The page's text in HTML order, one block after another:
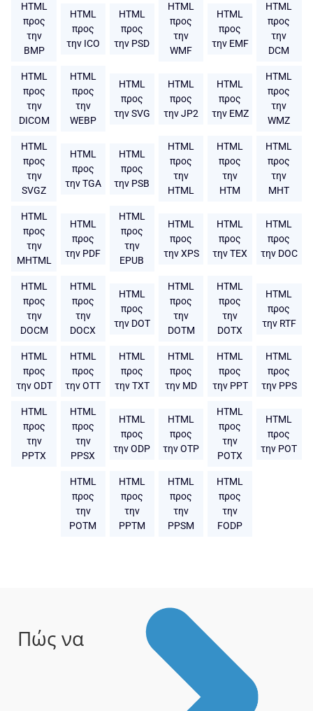
HTML
προς
την
BMP
HTML
προς
την ICO
HTML
προς
την PSD
HTML
προς
την
WMF
HTML
προς
την EMF
HTML
προς
την
DCM
HTML
προς
την
DICOM
HTML
προς
την
WEBP
HTML
προς
την SVG
HTML
προς
την JP2
HTML
προς
την EMZ
HTML
προς
την
WMZ
HTML
προς
την
SVGZ
HTML
προς
την TGA
HTML
προς
την PSB
HTML
προς
την
HTML
HTML
προς
την
HTM
HTML
προς
την
MHT
HTML
προς
την
MHTML
HTML
προς
την PDF
HTML
προς
την
EPUB
HTML
προς
την XPS
HTML
προς
την TEX
HTML
προς
την DOC
HTML
προς
την
DOCM
HTML
προς
την
DOCX
HTML
προς
την DOT
HTML
προς
την
DOTM
HTML
προς
την
DOTX
HTML
προς
την RTF
HTML
προς
την ODT
HTML
προς
την OTT
HTML
προς
την TXT
HTML
προς
την MD
HTML
προς
την PPT
HTML
προς
την PPS
HTML
προς
την
PPTX
HTML
προς
την
PPSX
HTML
προς
την ODP
HTML
προς
την OTP
HTML
προς
την
POTX
HTML
προς
την POT
HTML
προς
την
POTM
HTML
προς
την
PPTM
HTML
προς
την
PPSM
HTML
προς
την
FODP
Πώς να